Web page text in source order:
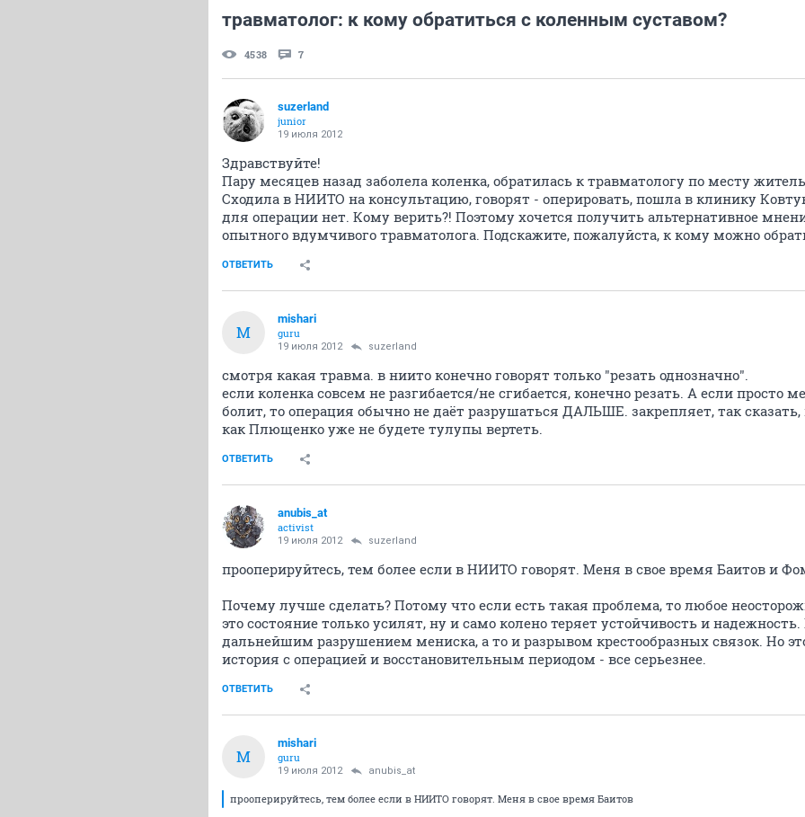
травматолог: к кому обратиться с коленным суставом?
4538 7
suzerland
junior
19 июля 2012
Здравствуйте!
Пару месяцев назад заболела коленка, обратилась к травматологу по месту
Сходила в НИИТО на консультацию, говорят - оперировать, пошла в клинику
для операции нет. Кому верить?! Поэтому хочется получить альтернативное
опытного вдумчивого травматолога. Подскажите, пожалуйста, к кому можно
ОТВЕТИТЬ
M
mishari
guru
19 июля 2012 suzerland
смотря какая травма. в ниито конечно говорят только "резать однозначно".
если коленка совсем не разгибается/не сгибается, конечно резать. А если просто
болит, то операция обычно не даёт разрушаться ДАЛЬШЕ. закрепляет, так
как Плющенко уже не будете тулупы вертеть.
ОТВЕТИТЬ
anubis_at
activist
19 июля 2012 suzerland
прооперируйтесь, тем более если в НИИТО говорят. Меня в свое время Баитов и
Почему лучше сделать? Потому что если есть такая проблема, то любое
это состояние только усилят, ну и само колено теряет устойчивость и
дальнейшим разрушением мениска, а то и разрывом крестообразных связок. Но
история с операцией и восстановительным периодом - все серьезнее.
ОТВЕТИТЬ
M
mishari
guru
19 июля 2012 anubis_at
прооперируйтесь, тем более если в НИИТО говорят. Меня в свое время Баитов